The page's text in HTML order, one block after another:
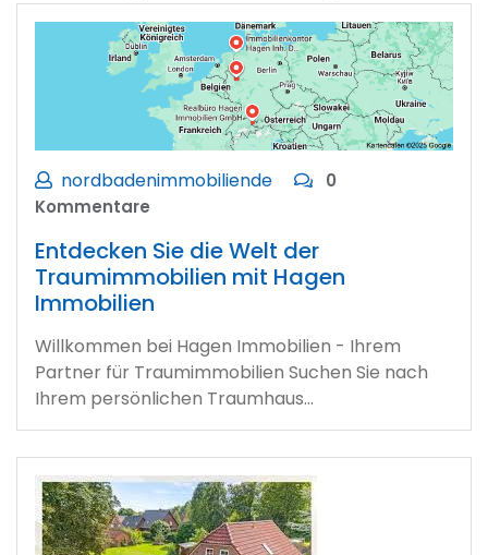
nordbadenimmobiliende
0
Kommentare
Entdecken Sie die Welt der
Traumimmobilien mit Hagen
Immobilien
Willkommen bei Hagen Immobilien - Ihrem
Partner für Traumimmobilien Suchen Sie nach
Ihrem persönlichen Traumhaus…